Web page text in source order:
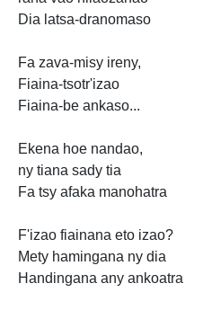
Dia latsa-dranomaso
Fa zava-misy ireny,
Fiaina-tsotr'izao
Fiaina-be ankaso...
Ekena hoe nandao,
ny tiana sady tia
Fa tsy afaka manohatra
F'izao fiainana eto izao?
Mety hamingana ny dia
Handingana any ankoatra